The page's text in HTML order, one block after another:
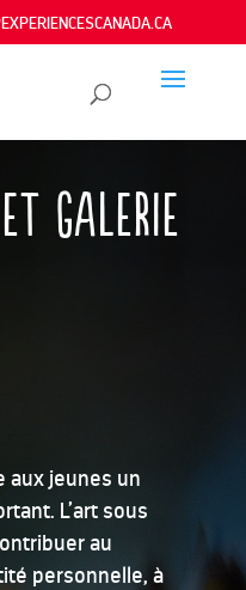
galerie
aux jeunes un
L’art sous
au
personnelle, à